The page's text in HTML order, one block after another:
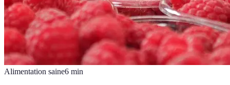
Alimentation saine6 min